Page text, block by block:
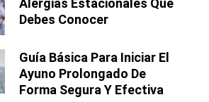
Alergias Estacionales Que
Debes Conocer
Guía Básica Para Iniciar El
Ayuno Prolongado De
Forma Segura Y Efectiva